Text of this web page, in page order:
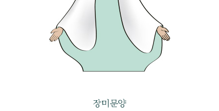
장미문양